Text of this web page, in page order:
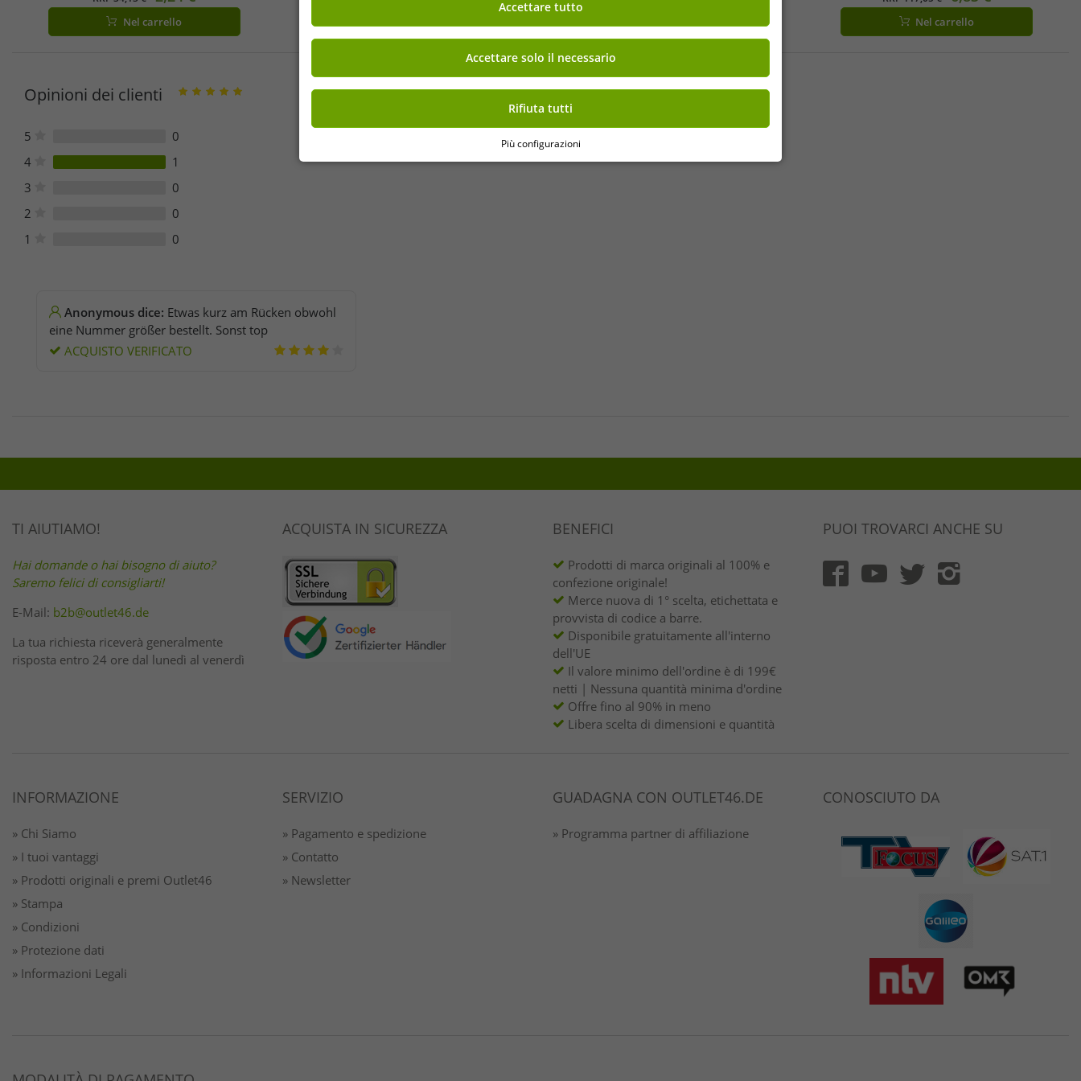
Grigio, Blu o Nero
Nel carrello
grigio/bianco o i Dallas Mavericks in
Nel carrello
Opinioni dei clienti
5
0
4
1
3
0
2
0
1
0
Anonymous dice: Etwas kurz am Rücken obwohl
eine Nummer größer bestellt. Sonst top
ACQUISTO VERIFICATO
TI AIUTIAMO!
Hai domande o hai bisogno di aiuto?
Saremo felici di consigliarti!
E-Mail: b2b@outlet46.de
La tua richiesta riceverà generalmente
risposta entro 24 ore dal lunedì al venerdì
ACQUISTA IN SICUREZZA BENEFICI
Prodotti di marca originali al 100% e
confezione originale!
Merce nuova di 1° scelta, etichettata e
provvista di codice a barre.
Disponibile gratuitamente all'interno
dell'UE
Il valore minimo dell'ordine è di 199€
netti | Nessuna quantità minima d'ordine
Offre fino al 90% in meno
Libera scelta di dimensioni e quantità
PUOI TROVARCI ANCHE SU
INFORMAZIONE
» Chi Siamo
» I tuoi vantaggi
» Prodotti originali e premi Outlet46
» Stampa
» Condizioni
» Protezione dati
» Informazioni Legali
SERVIZIO
» Pagamento e spedizione
» Contatto
» Newsletter
GUADAGNA CON OUTLET46.DE
» Programma partner di affiliazione
CONOSCIUTO DA
Accettare tutto
Accettare solo il necessario
Rifiuta tutti
Più configurazioni